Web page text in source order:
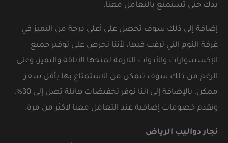
يدك حتى تستمتع بالتعامل معنا.
إضافة إلى ذلك سوف تحصل على أعلى درجة من التميز في
غرفة النوم التي ترغب فيها، لأننا نحرص على توفير جميع
الإكسسوارات والأدوات اللازمة لمنحها الأناقة والتميز، وعلى
الرغم من ذلك سوف تتمكن من الاستمتاع بها بأقل سعر
ممكن، بالإضافة إلى أننا نوفر تخفيضات هائلة تصل إلى 30%،
ونقدم خصومات إضافية عند التعامل معنا لأكثر من مرة.
نجار دواليب الرياض